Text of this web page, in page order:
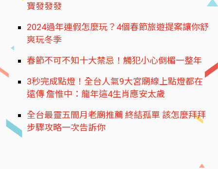
寶發發發
2024過年連假怎麼玩？4個春節旅遊提案讓你舒
爽玩冬季
春節不可不知十大禁忌！觸犯小心倒楣一整年
3秒完成點燈！全台人氣9大宮廟線上點燈都在
遠傳 詹惟中：龍年這4生肖應安太歲
全台最靈五間月老廟推薦 終結孤單 該怎麼拜拜
步驟攻略一次告訴你